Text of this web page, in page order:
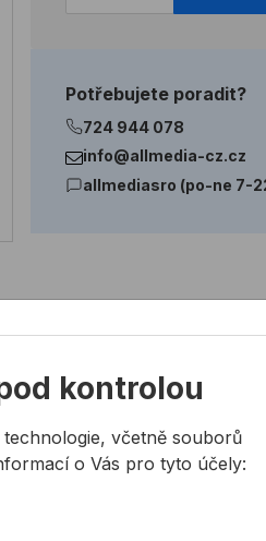
Potřebujete poradit?
724 944 078
info@allmedia-cz.cz
allmediasro (po-ne 7-
kontrolou
včetně souborů
o Vás pro tyto účely: